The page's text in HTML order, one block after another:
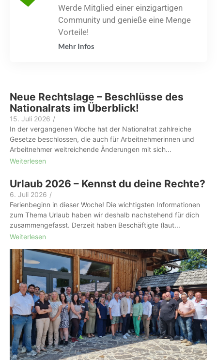
Werde Mitglied einer einzigartigen
Community und genieße eine Menge
Vorteile!
Mehr Infos
Neue Rechtslage – Beschlüsse des
Nationalrats im Überblick!
15. Juli 2026 /
In der vergangenen Woche hat der Nationalrat zahlreiche
Gesetze beschlossen, die auch für Arbeitnehmerinnen und
Arbeitnehmer weitreichende Änderungen mit sich...
Weiterlesen
Urlaub 2026 – Kennst du deine Rechte?
6. Juli 2026 /
Ferienbeginn in dieser Woche! Die wichtigsten Informationen
zum Thema Urlaub haben wir deshalb nachstehend für dich
zusammengefasst. Derzeit haben Beschäftigte (laut...
Weiterlesen